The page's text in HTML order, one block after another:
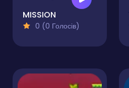
MISSION
0 (0 Голосів)